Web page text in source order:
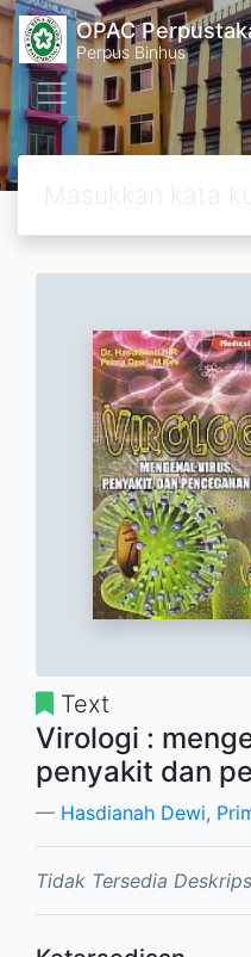
OPAC
Perpus Binhus
Text
Virologi :
penyakit dan
Hasdianah Dewi,
Tidak Tersedia